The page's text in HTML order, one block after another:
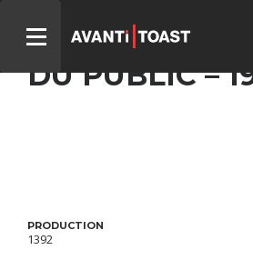
CHER OLIVIER
DU PUBLIC –
PRODUCTION
1392